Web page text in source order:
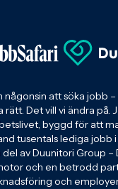
någonsin att söka jobb
rätt. Det vill vi ändra på.
byggd för att
tusentals lediga jobb i
av Duunitori Group –
och en betrodd
och